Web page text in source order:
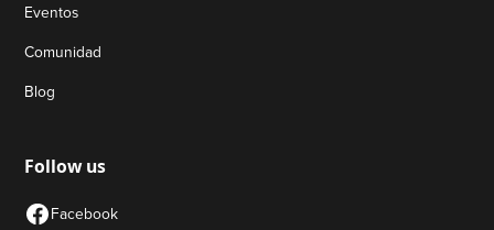
Eventos
Comunidad
Blog
Follow us
Facebook